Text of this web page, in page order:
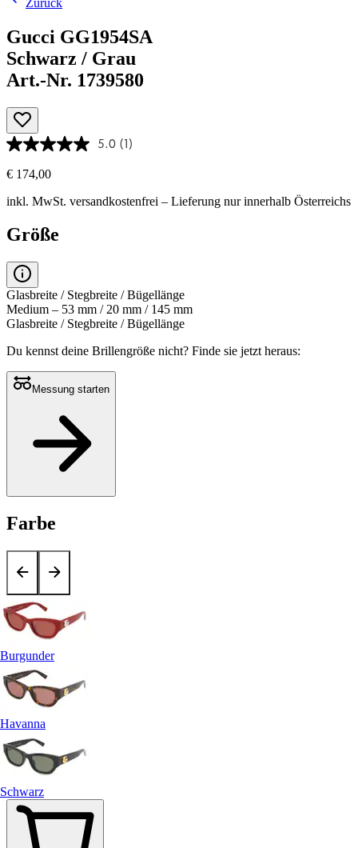
Gucci GG1954SA
Schwarz / Grau
Art.-Nr. 1739580
5.0 (1)
€ 174,00
inkl. MwSt. versandkostenfrei – Lieferung nur innerhalb Österreichs
Größe
Glasbreite / Stegbreite / Bügellänge
Medium – 53 mm / 20 mm / 145 mm
Glasbreite / Stegbreite / Bügellänge
Du kennst deine Brillengröße nicht? Finde sie jetzt heraus:
Messung starten
Farbe
Burgunder
Havanna
Schwarz